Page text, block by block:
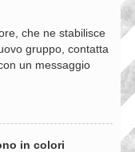
che ne stabilisce
gruppo, contatta
un messaggio
in colori